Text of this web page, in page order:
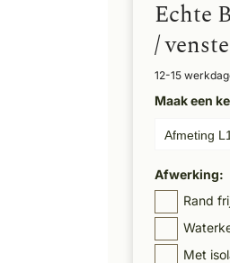
Echte
/
12-15
Maak een
Afwerking:
Rand
Met